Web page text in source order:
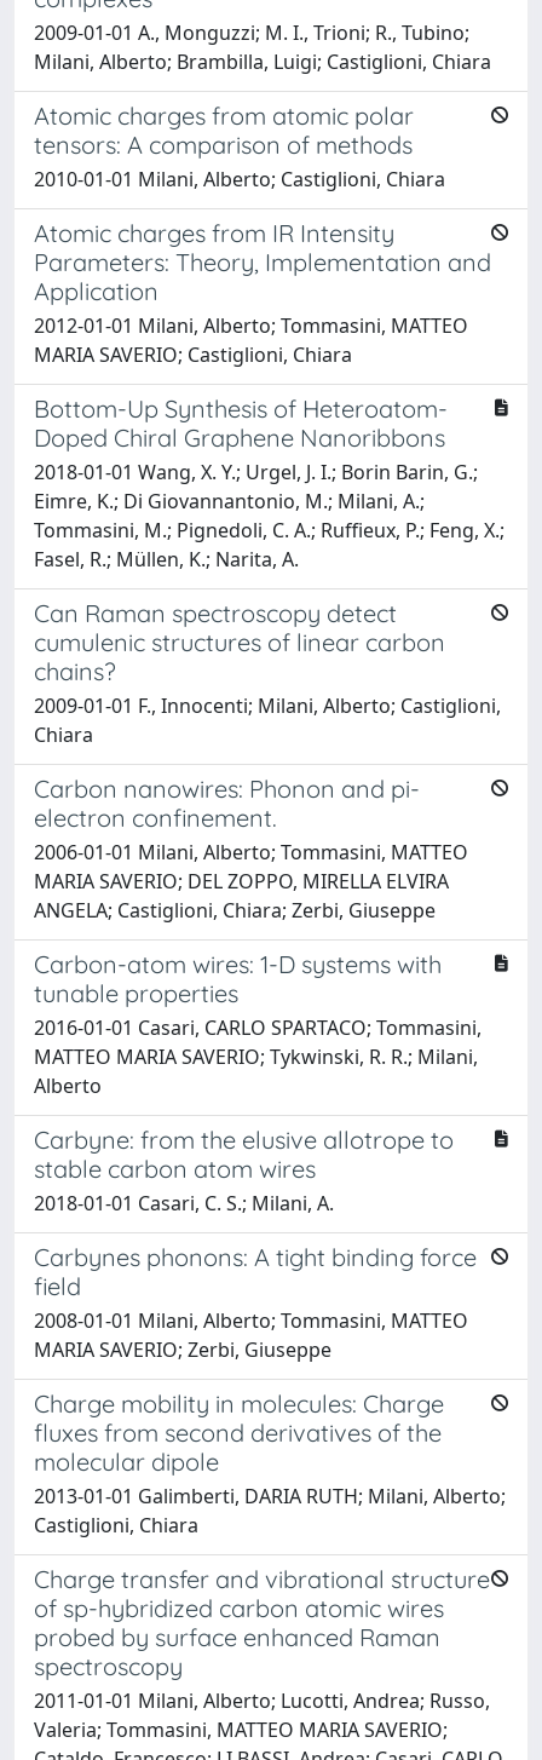
2009-01-01 A., Monguzzi; M. I., Trioni; R., Tubino;
Milani, Alberto; Brambilla, Luigi; Castiglioni, Chiara
Atomic charges from atomic polar
tensors: A comparison of methods
2010-01-01 Milani, Alberto; Castiglioni, Chiara
Atomic charges from IR Intensity
Parameters: Theory, Implementation and
Application
2012-01-01 Milani, Alberto; Tommasini, MATTEO
MARIA SAVERIO; Castiglioni, Chiara
Bottom-Up Synthesis of Heteroatom-
Doped Chiral Graphene Nanoribbons
2018-01-01 Wang, X. Y.; Urgel, J. I.; Borin Barin, G.;
Eimre, K.; Di Giovannantonio, M.; Milani, A.;
Tommasini, M.; Pignedoli, C. A.; Ruffieux, P.; Feng, X.;
Fasel, R.; Müllen, K.; Narita, A.
Can Raman spectroscopy detect
cumulenic structures of linear carbon
chains?
2009-01-01 F., Innocenti; Milani, Alberto; Castiglioni,
Chiara
Carbon nanowires: Phonon and pi-
electron confinement.
2006-01-01 Milani, Alberto; Tommasini, MATTEO
MARIA SAVERIO; DEL ZOPPO, MIRELLA ELVIRA
ANGELA; Castiglioni, Chiara; Zerbi, Giuseppe
Carbon-atom wires: 1-D systems with
tunable properties
2016-01-01 Casari, CARLO SPARTACO; Tommasini,
MATTEO MARIA SAVERIO; Tykwinski, R. R.; Milani,
Alberto
Carbyne: from the elusive allotrope to
stable carbon atom wires
2018-01-01 Casari, C. S.; Milani, A.
Carbynes phonons: A tight binding force
field
2008-01-01 Milani, Alberto; Tommasini, MATTEO
MARIA SAVERIO; Zerbi, Giuseppe
Charge mobility in molecules: Charge
fluxes from second derivatives of the
molecular dipole
2013-01-01 Galimberti, DARIA RUTH; Milani, Alberto;
Castiglioni, Chiara
Charge transfer and vibrational structure
of sp-hybridized carbon atomic wires
probed by surface enhanced Raman
spectroscopy
2011-01-01 Milani, Alberto; Lucotti, Andrea; Russo,
Valeria; Tommasini, MATTEO MARIA SAVERIO;